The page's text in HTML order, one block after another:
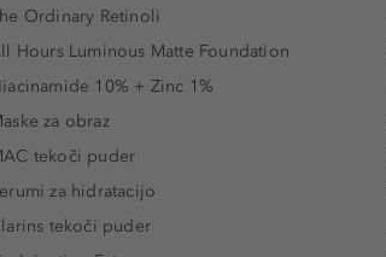
Ordinary Retinoli
Hours Luminous Matte Foundation
10% + Zinc 1%
za obraz
tekoči puder
za hidratacijo
tekoči puder